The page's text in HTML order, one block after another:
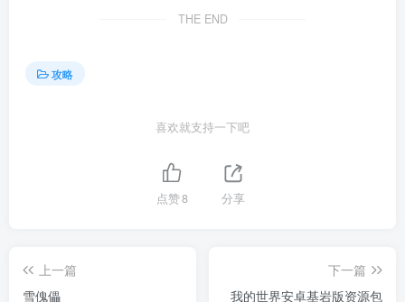
THE END
攻略
喜欢就支持一下吧
点赞8 分享
上一篇
雪傀儡
下一篇
我的世界安卓基岩版资源包